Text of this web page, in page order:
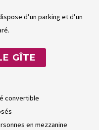
d’un parking et d’un
GÎTE
convertible
en mezzanine